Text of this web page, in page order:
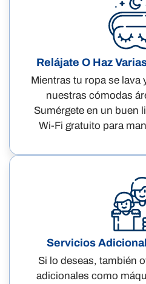
Relájate O Haz
Mientras tu ropa se lava
nuestras cómodas
Sumérgete en un buen
Wi-Fi gratuito para
Servicios
Si lo deseas, también
adicionales como